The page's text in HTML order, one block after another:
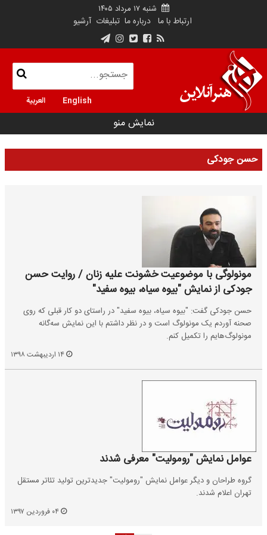
شنبه ۱۷ مرداد ۱۴۰۵
ارتباط با ما درباره ما تبلیغات آرشیو
English العربية
نمایش منو
حسن جودکی
مونولوگی با موضوعیت خشونت علیه زنان / روایت حسن
جودکی از نمایش "بیوه سیاه، بیوه سفید"
حسن جودکی گفت: "بیوه سیاه، بیوه سفید" در راستای دو کار قبلی که روی
صحنه آوردم یک مونولوگ است و در نظر داشتم با این نمایش سه‌گانه
مونولوگ‌هایم را تکمیل کنم.
عوامل نمایش "رومولیت" معرفی شدند
گروه طراحان و دیگر عوامل نمایش "رومولیت" جدیدترین تولید تئاتر مستقل
تهران اعلام شدند.